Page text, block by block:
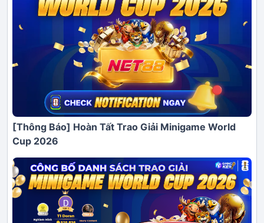
[Thông Báo] Hoàn Tất Trao Giải Minigame World
Cup 2026